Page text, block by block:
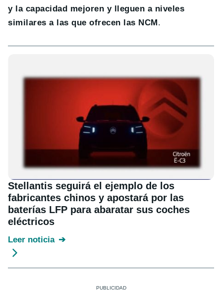
y la capacidad mejoren y lleguen a niveles
similares a las que ofrecen las NCM.
Stellantis seguirá el ejemplo de los
fabricantes chinos y apostará por las
baterías LFP para abaratar sus coches
eléctricos
Leer noticia